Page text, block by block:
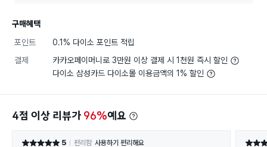
구매혜택
포인트
0.1% 다이소 포인트 적립
결제
카카오페이머니로 3만원 이상 결제 시 1천원 즉시 할인
다이소 삼성카드 다이소몰 이용금액의 1% 할인
4점 이상 리뷰가 96%예요
별점 5점 5 편리함 사용하기 편리해요 별점 5